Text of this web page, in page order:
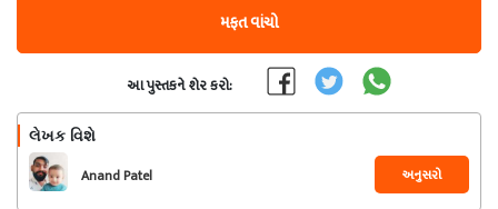
મફત વાંચો
આ પુસ્તકને શેર કરો:
લેખક વિશે
Anand Patel અનુસરો